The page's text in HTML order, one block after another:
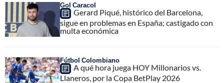
Gol Caracol
Gerard Piqué, histórico del Barcelona,
sigue en problemas en España; castigado con
multa económica
Fútbol Colombiano
A qué hora juega HOY Millonarios vs.
Llaneros, por la Copa BetPlay 2026